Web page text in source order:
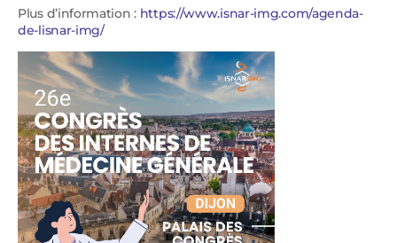
Plus d’information : https://www.isnar-img.com/agenda-
de-lisnar-img/